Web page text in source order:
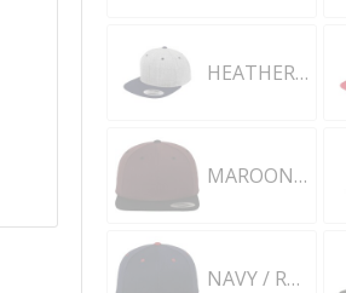
HEATHER/NAVY
MAROON / BLACK
NAVY / RED